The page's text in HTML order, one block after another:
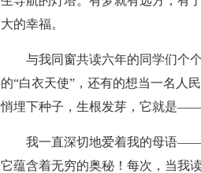
大的幸福。
与我同窗共读六年的同学们个
的“白衣天使”，还有的想当一名
悄埋下种子，生根发芽，它就是——
我一直深切地爱着我的母语——
它蕴含着无穷的奥秘！每次，当我